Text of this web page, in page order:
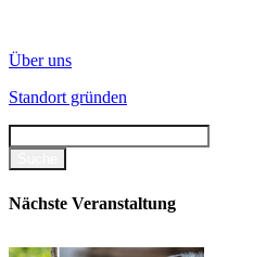
Über uns
Standort gründen
Nächste Veranstaltung